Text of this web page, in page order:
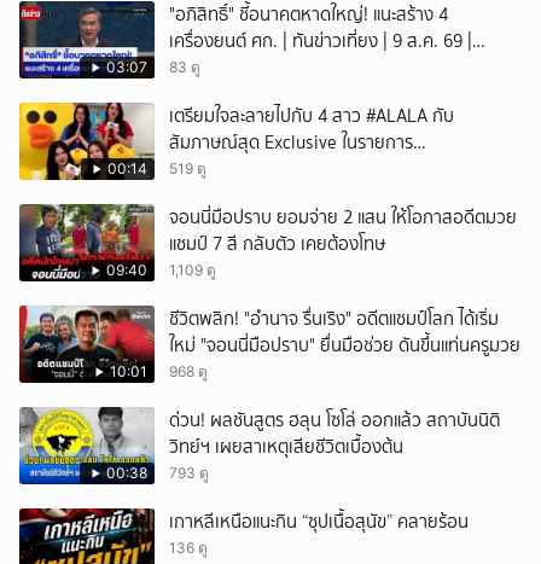
03:07
"อภิสิทธิ์" ชี้อนาคตหาดใหญ่! แนะสร้าง 4
เครื่องยนต์ ศก. | ทันข่าวเที่ยง | 9 ส.ค. 69 |
NationTV22
83 ดู
00:14
เตรียมใจละลายไปกับ 4 สาว #ALALA กับ
สัมภาษณ์สุด Exclusive ในรายการ
#POPCORNER เร็ว ๆ นี้ที่ #LINETODAYPOP
519 ดู
09:40
จอนนี่มือปราบ ยอมจ่าย 2 แสน ให้โอกาสอดีตมวย
แชมป์ 7 สี กลับตัว เคยต้องโทษ
1,109 ดู
10:01
ชีวิตพลิก! "อำนาจ รื่นเริง" อดีตแชมป์โลก ได้เริ่ม
ใหม่ "จอนนี่มือปราบ" ยื่นมือช่วย ดันขึ้นแท่นครูมวย
968 ดู
00:38
ด่วน! ผลชันสูตร ฮลุน โซโล่ ออกแล้ว สถาบันนิติ
วิทย์ฯ เผยสาเหตุเสียชีวิตเบื้องต้น
793 ดู
เกาหลีเหนือแนะกิน “ซุปเนื้อสุนัข” คลายร้อน
136 ดู